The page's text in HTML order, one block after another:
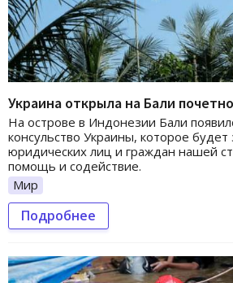
Украина открыла на Бали
На острове в Индонезии Бали
консульство Украины, которое
юридических лиц и граждан нашей
помощь и содействие.
Мир
Подробнее